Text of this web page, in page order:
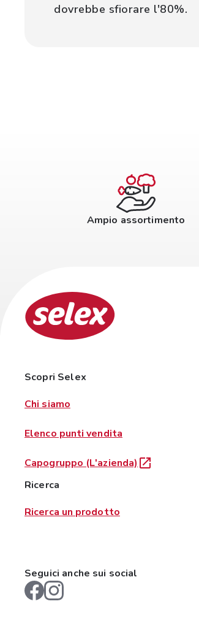
dovrebbe sfiorare l'80%.
Ampio assortimento
Scopri Selex
Chi siamo
Elenco punti vendita
Capogruppo (L'azienda)
Ricerca
Ricerca un prodotto
Seguici anche sui social